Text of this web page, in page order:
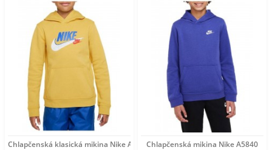
Chlapčenská klasická mikina Nike A6181Chlapčenská mikina Nike A5840